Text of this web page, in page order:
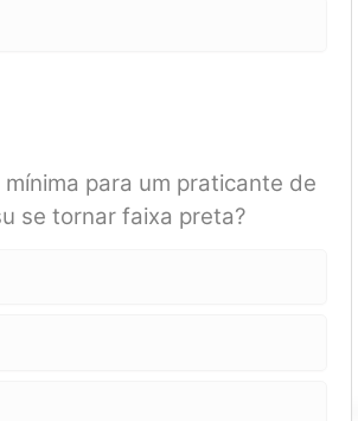
mínima para um praticante de
se tornar faixa preta?